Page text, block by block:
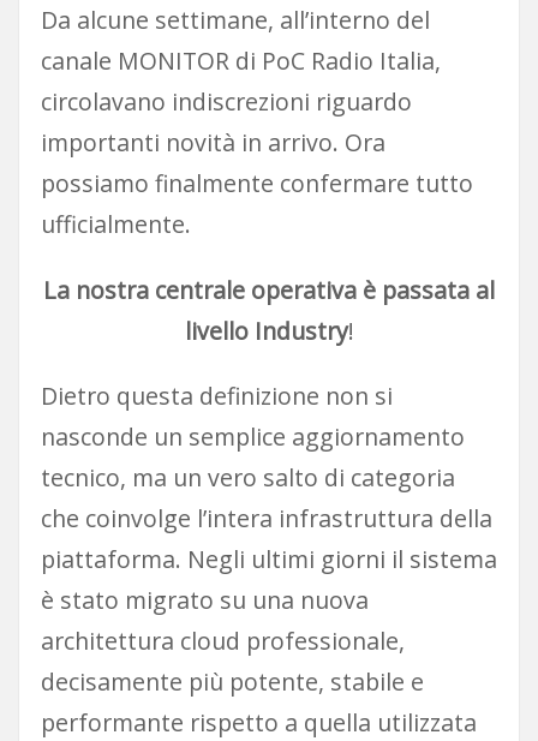
Da alcune settimane, all’interno del
canale MONITOR di PoC Radio Italia,
circolavano indiscrezioni riguardo
importanti novità in arrivo. Ora
possiamo finalmente confermare tutto
ufficialmente.
La nostra centrale operativa è passata al
livello Industry!
Dietro questa definizione non si
nasconde un semplice aggiornamento
tecnico, ma un vero salto di categoria
che coinvolge l’intera infrastruttura della
piattaforma. Negli ultimi giorni il sistema
è stato migrato su una nuova
architettura cloud professionale,
decisamente più potente, stabile e
performante rispetto a quella utilizzata